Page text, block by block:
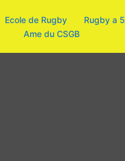
Ecole de Rugby Rugby a 5
Ame du CSGB